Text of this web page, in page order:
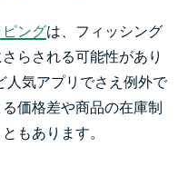
ングは、フィッシング
らされる可能性があり
気アプリでさえ例外で
価格差や商品の在庫制
もあります。